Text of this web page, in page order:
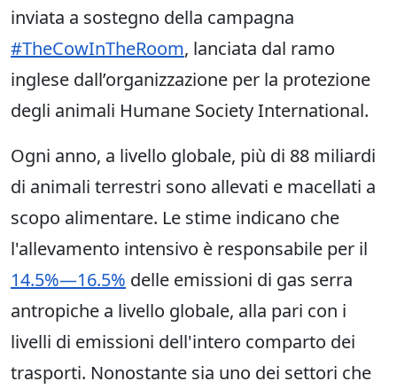
inviata a sostegno della campagna
#TheCowInTheRoom, lanciata dal ramo
inglese dall’organizzazione per la protezione
degli animali Humane Society International.
Ogni anno, a livello globale, più di 88 miliardi
di animali terrestri sono allevati e macellati a
scopo alimentare. Le stime indicano che
l'allevamento intensivo è responsabile per il
14.5%—16.5% delle emissioni di gas serra
antropiche a livello globale, alla pari con i
livelli di emissioni dell'intero comparto dei
trasporti. Nonostante sia uno dei settori che